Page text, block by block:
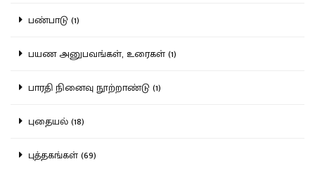
பண்பாடு (1)
பயண அனுபவங்கள், உரைகள் (1)
பாரதி நினைவு நூற்றாண்டு (1)
புதையல் (18)
புத்தகங்கள் (69)